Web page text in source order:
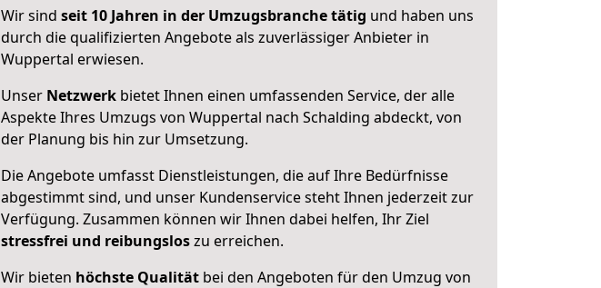
Wir sind seit 10 Jahren in der Umzugsbranche tätig und haben uns
durch die qualifizierten Angebote als zuverlässiger Anbieter in
Wuppertal erwiesen.
Unser Netzwerk bietet Ihnen einen umfassenden Service, der alle
Aspekte Ihres Umzugs von Wuppertal nach Schalding abdeckt, von
der Planung bis hin zur Umsetzung.
Die Angebote umfasst Dienstleistungen, die auf Ihre Bedürfnisse
abgestimmt sind, und unser Kundenservice steht Ihnen jederzeit zur
Verfügung. Zusammen können wir Ihnen dabei helfen, Ihr Ziel
stressfrei und reibungsloszu erreichen.
Wir bieten höchste Qualität bei den Angeboten für den Umzug von